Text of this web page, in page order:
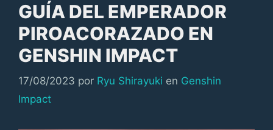
GUÍA DEL EMPERADOR
PIROACORAZADO EN
GENSHIN IMPACT
17/08/2023 por Ryu Shirayuki en Categorías
Genshin
Impact